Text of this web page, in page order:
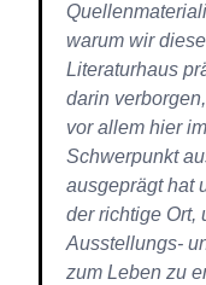
warum wir
Literaturhaus
darin
vor allem hier
Schwerpunkt
ausgeprägt hat
der richtige Ort,
Ausstellungs-
zum Leben zu